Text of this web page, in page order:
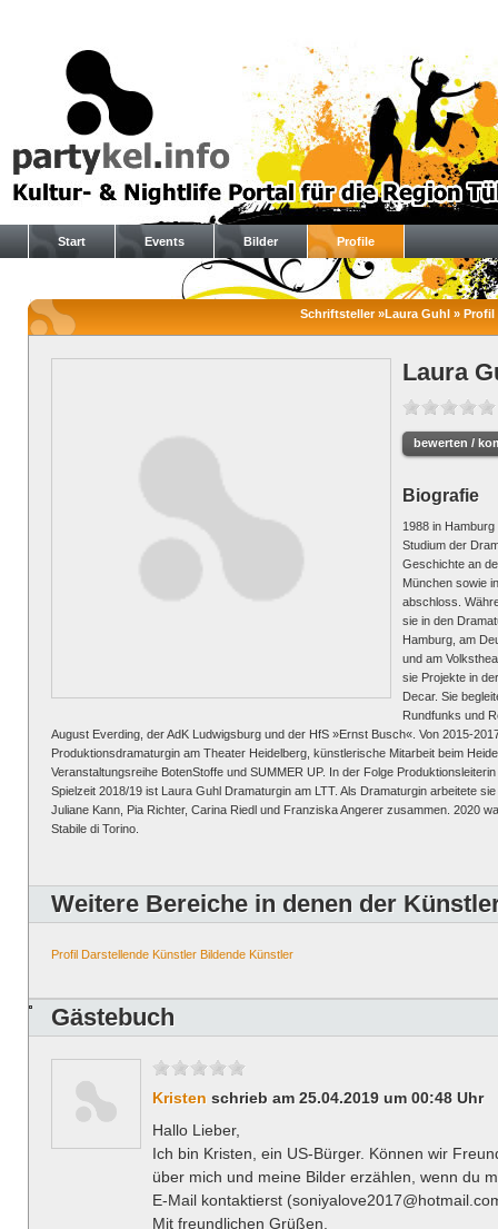
Start Events Bilder Profile
Schriftsteller »Laura Guhl » Profil
Laura
bewerten /
Biografie
1988 in
Studium der
Geschichte an
München sowie
abschloss.
sie in den
Hamburg, am
und am
sie Projekte in
Decar. Sie
Rundfunks und
August Everding, der AdK Ludwigsburg und der HfS »Ernst Busch«. Von 2015-
Produktionsdramaturgin am Theater Heidelberg, künstlerische Mitarbeit beim
Veranstaltungsreihe BotenStoffe und SUMMER UP. In der Folge
Spielzeit 2018/19 ist Laura Guhl Dramaturgin am LTT. Als Dramaturgin arbeitete
Juliane Kann, Pia Richter, Carina Riedl und Franziska Angerer zusammen. 2020
Stabile di Torino.
Weitere Bereiche in denen der
Profil Darstellende Künstler Bildende Künstler
Gästebuch
Kristen schrieb am 25.04.2019 um 00:48 Uhr
Hallo Lieber,
Ich bin Kristen, ein US-Bürger. Können wir
über mich und meine Bilder erzählen, wenn du
E-Mail kontaktierst
Mit freundlichen Grüßen.